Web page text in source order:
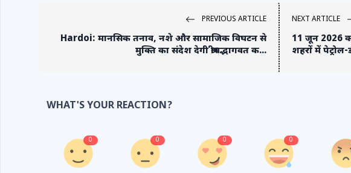
PREVIOUS ARTICLE
Hardoi: मानसिक तनाव, नशे और सामाजिक विघटन से
मुक्ति का संदेश देगी श्रीमद्भागवत क...
NEXT ARTICLE
11 जून 2026
शहरों में
WHAT'S YOUR REACTION?
0 0 0 0